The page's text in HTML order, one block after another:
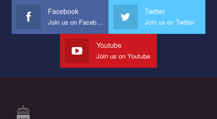
представляющий программу развития организации.
Мы просим вас поддержать нас и помочь нам реализовать
наш план по борьбе с насилием и дискриминацией на почве
СОГИ в Украине.
Все, что вам нужно сделать - это зайти на наш канал YouTube
Facebook
Join us on Facebook
Twitter
Join us on Twitter
Youtube
Join us on Youtube